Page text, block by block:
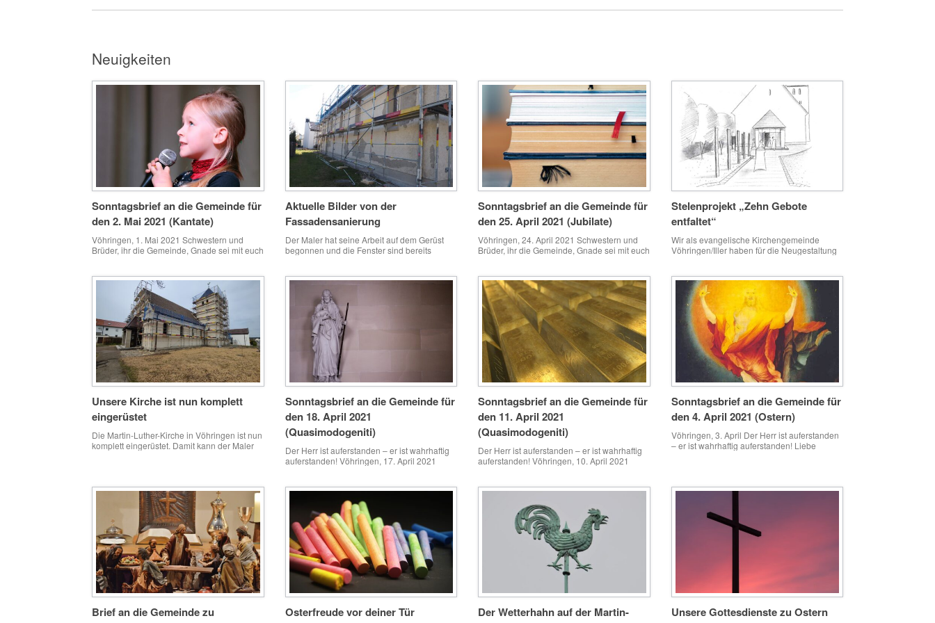
Neuigkeiten
Sonntagsbrief an die Gemeinde für
den 2. Mai 2021 (Kantate)
Vöhringen, 1. Mai 2021 Schwestern und
Brüder, ihr die Gemeinde, Gnade sei mit euch
Pandemie kommt in den öffentlichen und
insbesondere in den sozialen Medien
gegenwärtig viel Widerspruch zu Wort. Dabei
werden auch Personen mit gegenteiligen
Meinungen moralisch angegangen, wenn
nicht gar […]
Aktuelle Bilder von der
Fassadensanierung
Der Maler hat seine Arbeit auf dem Gerüst
begonnen und die Fenster sind bereits
Sonntagsbrief an die Gemeinde für
den 25. April 2021 (Jubilate)
Vöhringen, 24. April 2021 Schwestern und
Brüder, ihr die Gemeinde, Gnade sei mit euch
immer wieder fange ich mit dem Lesen eines
neuen Bu­ches an, ohne dass ich es zu Ende
lese. Denn irgendwann fällt mein Blick auf
ein […]
Stelenprojekt „Zehn Gebote
entfaltet“
Wir als evangelische Kirchengemeinde
Vöhringen/Iller haben für die Neugestaltung
Projekt „Zehn Gebote entfaltet“ initiiert. Vor
der Kirche werden nach einem Entwurf des
Landschaftsarchitekten Manfred Rauh
(Schmid-Rauh, Neu-Ulm) zehn Stelen zu den
Zehn Geboten in einer Reihe entlang des
Wegs zum Kirchenportal aufge­stellt. Jede
Stele mit einer Höhe […]
Unsere Kirche ist nun komplett
eingerüstet
Die Martin-Luther-Kirche in Vöhringen ist nun
komplett eingerüstet. Damit kann der Maler
Sonntagsbrief an die Gemeinde für
den 18. April 2021
(Quasimodogeniti)
Der Herr ist auferstanden – er ist wahrhaftig
auferstanden! Vöhringen, 17. April 2021
unserm Vater, und dem Herrn Jesus Christus.
„Bis hierher hat mich Gott gebracht / durch
seine große Güte, / bis hierher hat er Tag und
Nacht / bewahrt […]
Sonntagsbrief an die Gemeinde für
den 11. April 2021
(Quasimodogeniti)
Der Herr ist auferstanden – er ist wahrhaftig
auferstanden! Vöhringen, 10. April 2021
Milchmann Tevje in dem Musical Anatevka
und träumt dabei von einem vorzeigbaren
Leben. Wenn ich reich wäre … Kinder haben
ihre Vorstellungen davon, was mit eigenem
Reichtum alles möglich […]
Sonntagsbrief an die Gemeinde für
den 4. April 2021 (Ostern)
Vöhringen, 3. April Der Herr ist auferstanden
– er ist wahrhaftig auferstanden! Liebe
außerhalb der Stadtmauern Jerusalems
gesetzt. Jesu Auferstehung zeigt sich
engelgewaltig. Der Stein vor […]
Brief an die Gemeinde zu
Osterfreude vor deiner Tür
Der Wetterhahn auf der Martin-
Unsere Gottesdienste zu Ostern